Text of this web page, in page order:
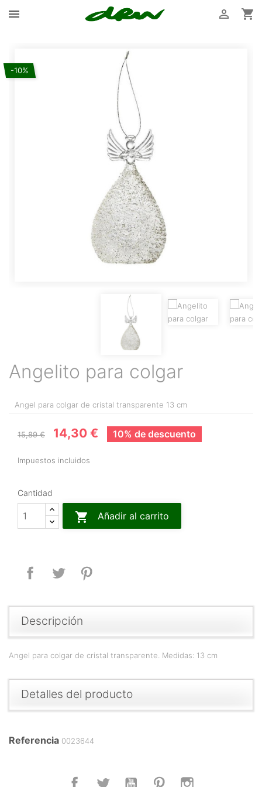
 

-10%
Angelito para colgar
Angel para colgar de cristal transparente 13 cm
15,89 € 14,30 € 10% de descuento
Impuestos incluidos
Cantidad
 Añadir al carrito
CompartirTuitear
Descripción
Angel para colgar de cristal transparente. Medidas: 13 cm
Detalles del producto
Referencia 0023644
FacebookTwitter YouTube Pinterest